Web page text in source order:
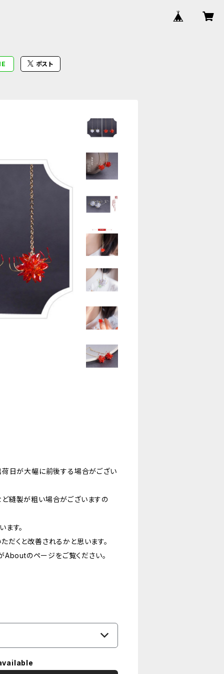
ポスト
荷日が大幅に前後する場合がござい
縫製が粗い場合がございますの
す。
くと改善されるかと思います。
のページをご覧ください。